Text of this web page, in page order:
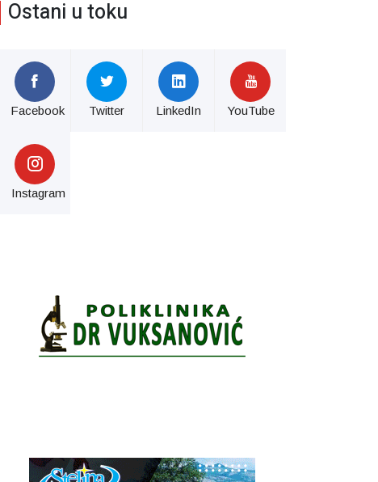
Ostani u toku
Facebook Twitter LinkedIn YouTube
Instagram